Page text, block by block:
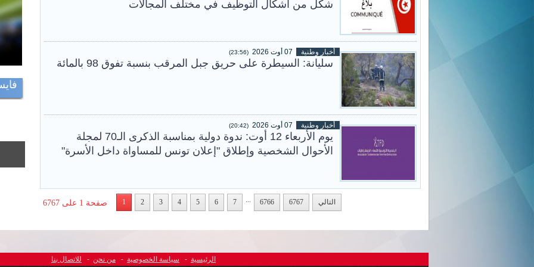
شكل من أشكال التوظيف في مختلف المجالات
أخبار وطنية (23:56)
سليانة: السيطرة على حريق جبل المرقب بنسبة تفوق 98 بالمائة
أخبار وطنية (20:42)
يوم الأربعاء 12 أوت: ندوة دولية بمناسبة الذكرى الـ70 لمجلة
الأحوال الشخصية وإطلاق "إعلان تونس للمساواة داخل الأسرة"
صفحة 1 على 6767 1 2 3 4 5 6 7 ... 6766 6767 التالي
الرئيسية - سياسة الخصوصية - من نحن - للاتصال بنا